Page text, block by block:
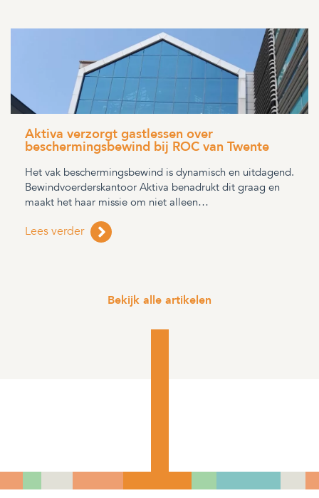
Aktiva verzorgt gastlessen over
beschermingsbewind bij ROC van Twente
Het vak beschermingsbewind is dynamisch en uitdagend.
Bewindvoerderskantoor Aktiva benadrukt dit graag en
maakt het haar missie om niet alleen…
Lees verder
Bekijk alle artikelen